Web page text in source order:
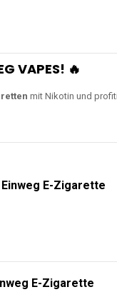
VAPES! 🔥
mit Nikotin und
E-Zigarette
E-Zigarette